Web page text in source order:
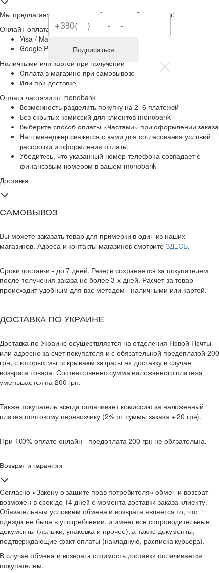
Мы предлагаем несколько удобных способов оплаты:
Онлайн-оплата картой
Visa / Mastercard
Google Pay / Apple Pay / Privat24
Наличными или картой при получении
Оплата в магазине при самовывозе
Или при доставке
Оплата частями от monobank
Возможность разделить покупку на 2–6 платежей
Без скрытых комиссий для клиентов monobank
Выберите способ оплаты «Частями» при оформлении заказа
Наш менеджер свяжется с вами для согласования условий
рассрочки и оформления оплаты
Убедитесь, что указанный номер телефона совпадает с
финансовым номером в вашем monobank
Доставка
САМОВЫВОЗ
Вы можете заказать товар для примерки в один из наших
магазинов. Адреса и контакты магазинов смотрите ЗДЕСЬ.
Сроки доставки - до 7 дней. Резерв сохраняется за покупателем
после получения заказа не более 3-х дней. Расчет за товар
происходит удобным для вас методом - наличными или картой.
ДОСТАВКА ПО УКРАИНЕ
Доставка по Украине осуществляется на отделения Новой Почты
или адресно за счет покупателя и с обязательной предоплатой 200
грн, с которых мы покрываем затраты на доставку в случае
возврата товара. Соответственно сумма наложенного платежа
уменьшается на 200 грн.
Также покупатель всегда оплачивает комиссию за наложенный
платеж почтовому перевозчику (2% от суммы заказа + 20 грн).
При 100% оплате онлайн - предоплата 200 грн не обязательна.
Возврат и гарантии
Согласно «Закону о защите прав потребителя» обмен и возврат
возможен в срок до 14 дней с момента доставки заказа клиенту.
Обязательным условием обмена и возврата является то, что
одежда не была в употреблении, и имеет все сопроводительные
документы (ярлыки, упаковка и прочее), а также документы,
подтверждающие факт оплаты (накладную, расписка курьера).
В случае обмена и возврата стоимость доставки оплачивается
покупателем.
Подписаться